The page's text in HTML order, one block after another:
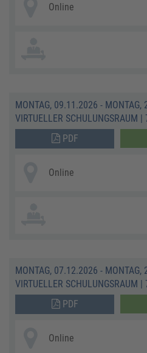
Online
MONTAG, 09.11.2026 - MONTAG,
VIRTUELLER SCHULUNGSRAUM |
PDF
Online
MONTAG, 07.12.2026 - MONTAG,
VIRTUELLER SCHULUNGSRAUM |
PDF
Online